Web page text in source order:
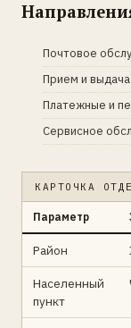
Почтовое
Прием и
Платежные и
Сервисное
КАРТОЧКА
Параметр
Район
Населенный
пункт